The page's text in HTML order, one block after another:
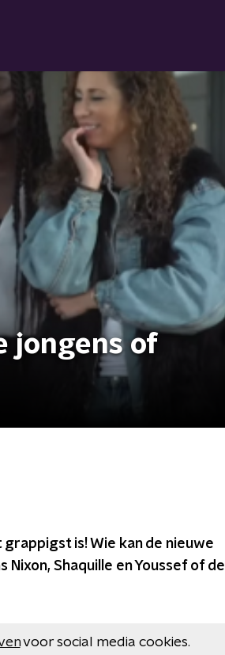
jongens of
is! Wie kan de nieuwe
Nixon, Shaquille en Youssef of de
voor social media cookies.